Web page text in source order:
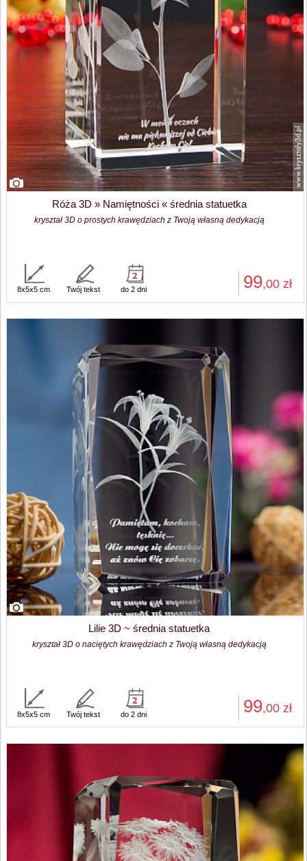
Róża 3D » Namiętności « średnia statuetka
kryształ 3D o prostych krawędziach z Twoją własną dedykacją
99,00 zł
8x5x5 cm Twój tekst do 2 dni
Lilie 3D ~ średnia statuetka
kryształ 3D o naciętych krawędziach z Twoją własną dedykacją
99,00 zł
8x5x5 cm Twój tekst do 2 dni